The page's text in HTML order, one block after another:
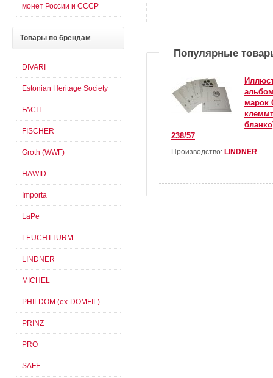
Популярные
марок
238/57
Производство: LINDNER
монет России и СССР
Товары по брендам
DIVARI
Estonian Heritage Society
FACIT
FISCHER
Groth (WWF)
HAWID
Importa
LaPe
LEUCHTTURM
LINDNER
MICHEL
PHILDOM (ex-DOMFIL)
PRINZ
PRO
SAFE